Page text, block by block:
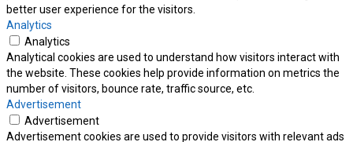
better user experience for the visitors.
Analytics
Analytics
Analytical cookies are used to understand how visitors interact with
the website. These cookies help provide information on metrics the
number of visitors, bounce rate, traffic source, etc.
Advertisement
Advertisement
Advertisement cookies are used to provide visitors with relevant ads